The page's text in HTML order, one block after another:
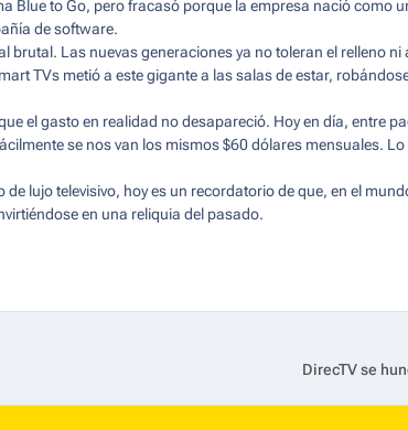
Blue to Go, pero fracasó porque la empresa nació como
de software.
brutal. Las nuevas generaciones ya no toleran el relleno
TVs metió a este gigante a las salas de estar,
el gasto en realidad no desapareció. Hoy en día, entre
se nos van los mismos $60 dólares mensuales.
de lujo televisivo, hoy es un recordatorio de que, en el
en una reliquia del pasado.
DirecTV se